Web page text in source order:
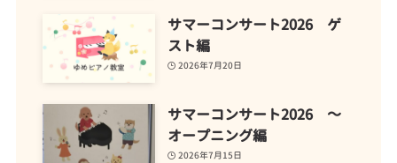
サマーコンサート2026 ゲ
スト編
2026年7月20日
サマーコンサート2026 ～
オープニング編
2026年7月15日